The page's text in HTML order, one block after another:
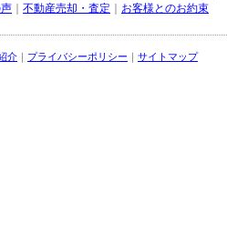
不動産売却・査定 お客様とのお約束
介 プライバシーポリシー サイトマップ